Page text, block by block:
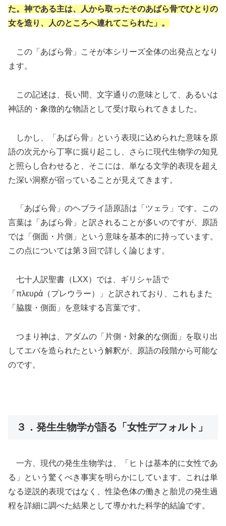
た。神である主は、人から取ったそのあばら骨でひとりの
女を造り、人のところへ連れてこられた」。
この「あばら骨」こそが本シリーズ全体の出発点となり
ます。
この記述は、長い間、文字通りの意味として、あるいは
神話的・象徴的な物語として受け取られてきました。
しかし、「あばら骨」という表現に込められた意味を原
語の次元から丁寧に掘り起こし、さらに現代生物学の知見
と照らし合わせると、そこには、単なる文学的表現を超え
た深い洞察が宿っていることが見えてきます。
「あばら骨」のヘブライ語原語は「ツェラ」です。この
言葉は「あばら骨」と訳されることが多いのですが、原語
では「側面・片側」という意味を基本的に持っています。
この点については第３回で詳しく論じます。
七十人訳聖書（LXX）では、ギリシャ語で
「πλευρά（プレウラー）」と訳されており、これもまた
「脇腹・側面」を意味する言葉です。
つまり神は、アダムの「片側・対象的な側面」を取り出
してエバを造られたという解釈が、原語の段階から可能な
のです。
３．発生生物学が語る「女性デフォルト」
一方、現代の発生生物学は、「ヒトは基本的に女性であ
る」という驚くべき事実を明らかにしています。これは単
なる逆説的表現ではなく、性染色体の働きと胎児の発生過
程を詳細に調べた結果として導かれた科学的結論です。